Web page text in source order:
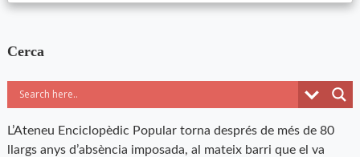
Cerca
L’Ateneu Enciclopèdic Popular torna després de més de 80
llargs anys d’absència imposada, al mateix barri que el va